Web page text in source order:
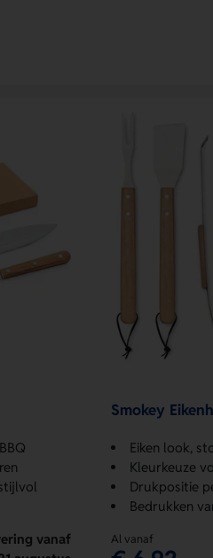
vanaf
Smokey
Eiken look,
Kleurkeuze
Drukpositie
Bedrukken
Al vanaf